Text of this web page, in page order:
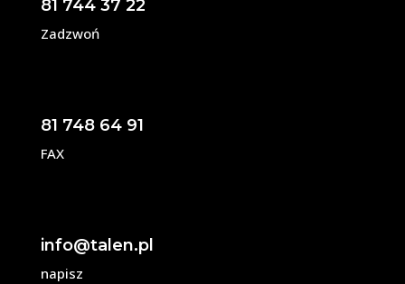
81 744 37 22
Zadzwoń
81 748 64 91
FAX
info@talen.pl
napisz